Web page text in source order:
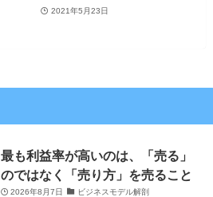
2021年5月23日
最も利益率が高いのは、「売る」
のではなく「売り方」を売ること
2026年8月7日 ビジネスモデル解剖